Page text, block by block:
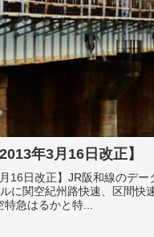
年3月16日改正】
16日改正】JR阪和線のデ
に関空紀州路快速、区間快
急はるかと特...